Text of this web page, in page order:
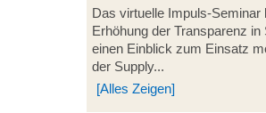
Das virtuelle Impuls-Seminar
Erhöhung der Transparenz
einen Einblick zum Einsatz
der Supply...
[Alles Zeigen]